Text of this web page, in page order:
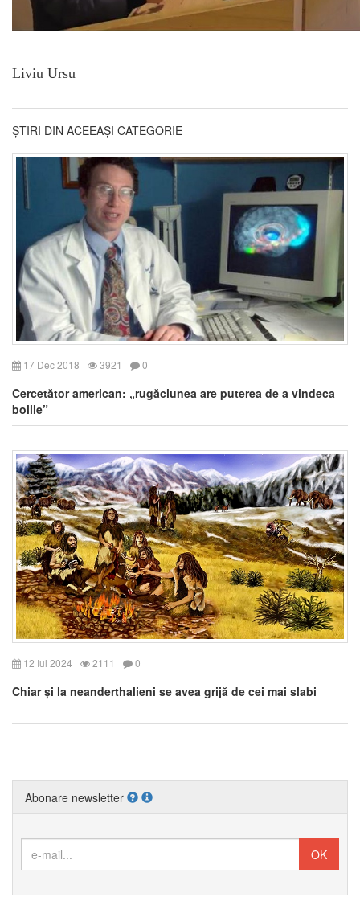
Liviu Ursu
ȘTIRI DIN ACEEAȘI CATEGORIE
17 Dec 2018 3921 0
Cercetător american: „rugăciunea are puterea de a vindeca
bolile”
12 Iul 2024 2111 0
Chiar și la neanderthalieni se avea grijă de cei mai slabi
Abonare newsletter